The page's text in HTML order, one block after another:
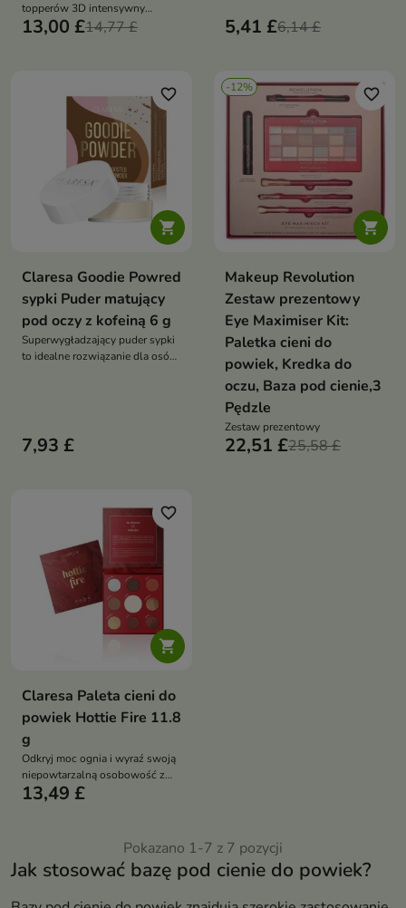
topperów 3D intensywny
połysk, trwała formuła odporna
13,00 £14,77 £
podbija kolor cieni, zapobiega
rolowaniu i zapewnia
5,41 £6,14 £

favorite_border
Claresa Goodie Powred
sypki Puder matujący
pod oczy z kofeiną 6 g
Superwygładzający puder sypki
to idealne rozwiązanie dla osób
7,93 £
-12%

favorite_border
Makeup Revolution
Zestaw prezentowy
Eye Maximiser Kit:
Paletka cieni do
powiek, Kredka do
oczu, Baza pod cienie,3
Pędzle
Zestaw prezentowy
22,51 £25,58 £

favorite_border
Claresa Paleta cieni do
powiek Hottie Fire 11.8
g
Odkryj moc ognia i wyraź swoją
niepowtarzalną osobowość z
paletą HOTTIE FIRE!
13,49 £
Pokazano 1-7 z 7 pozycji
Jak stosować bazę pod cienie do powiek?